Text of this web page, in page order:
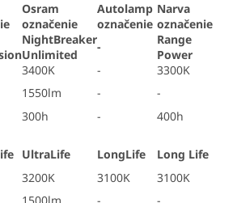
Osram
označenie
Autolamp
označenie
Narva
označenie
NightBreaker
Unlimited
-
Range
Power
3400K -
3300K
1550lm -
-
300h -
400h
UltraLife LongLife
Long Life
3200K 3100K
3100K